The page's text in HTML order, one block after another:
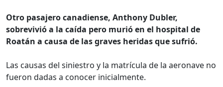
Otro pasajero canadiense, Anthony Dubler,
sobrevivió a la caída pero murió en el hospital de
Roatán a causa de las graves heridas que sufrió.
Las causas del siniestro y la matrícula de la aeronave no
fueron dadas a conocer inicialmente.